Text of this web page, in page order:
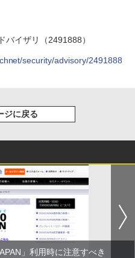
イザリ（2491888）
security/advisory/2491888
ジに戻る
」利用時に注意すべき